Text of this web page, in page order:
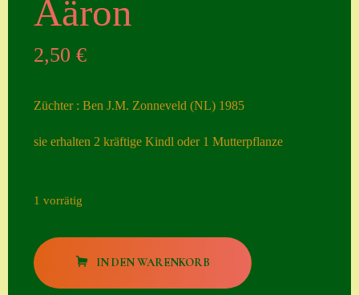
ngen
rung
Erster Umgang
Aäron
2,50€
Züchter : Ben J.M. Zonneveld (NL) 1985
sie erhalten 2 kräftige Kindl oder 1 Mutterpflanze
1 vorrätig
Aäron
Menge
IN DEN WARENKORB